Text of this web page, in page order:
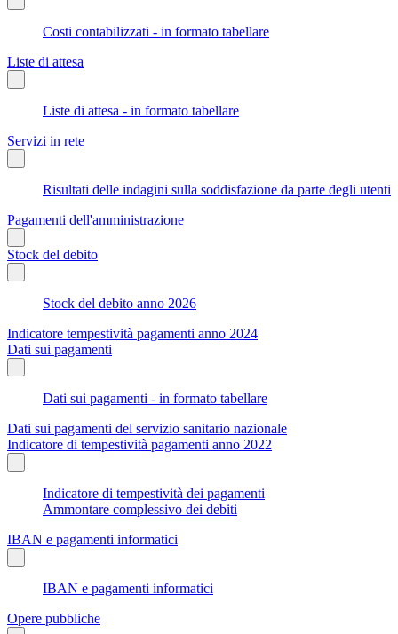
Costi contabilizzati - in formato tabellare
Liste di attesa
Liste di attesa - in formato tabellare
Servizi in rete
Risultati delle indagini sulla soddisfazione da parte degli utenti
Pagamenti dell'amministrazione
Stock del debito
Stock del debito anno 2026
Indicatore tempestività pagamenti anno 2024
Dati sui pagamenti
Dati sui pagamenti - in formato tabellare
Dati sui pagamenti del servizio sanitario nazionale
Indicatore di tempestività pagamenti anno 2022
Indicatore di tempestività dei pagamenti
Ammontare complessivo dei debiti
IBAN e pagamenti informatici
IBAN e pagamenti informatici
Opere pubbliche